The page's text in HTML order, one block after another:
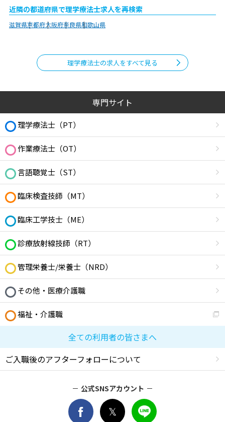
近隣の都道府県で理学療法士求人を再検索
滋賀県京都府大阪府奈良県和歌山県
理学療法士の求人をすべて見る
専門サイト
理学療法士（PT）
作業療法士（OT）
言語聴覚士（ST）
臨床検査技師（MT）
臨床工学技士（ME）
診療放射線技師（RT）
管理栄養士/栄養士（NRD）
その他・医療介護職
福祉・介護職
全ての利用者の皆さまへ
ご入職後のアフターフォローについて
公式SNSアカウント